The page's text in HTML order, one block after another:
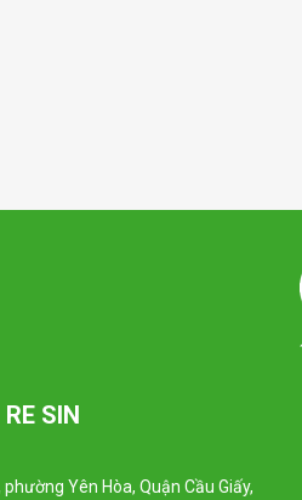
SIN
Yên Hòa, Quận Cầu Giấy,